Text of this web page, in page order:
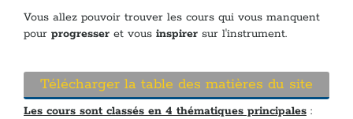
Vous allez pouvoir trouver les cours qui vous manquent
pour progresser et vous inspirer sur l'instrument.
Télécharger la table des matières du site
Les cours sont classés en 4 thématiques principales :